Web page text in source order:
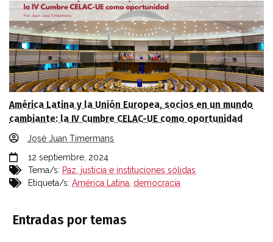
América Latina y la Unión Europea, socios en un mundo
cambiante: la IV Cumbre CELAC-UE como oportunidad
José Juan Timermans
12 septiembre, 2024
Tema/s: Paz, justicia e instituciones sólidas
Etiqueta/s: América Latina democracia
Entradas por temas